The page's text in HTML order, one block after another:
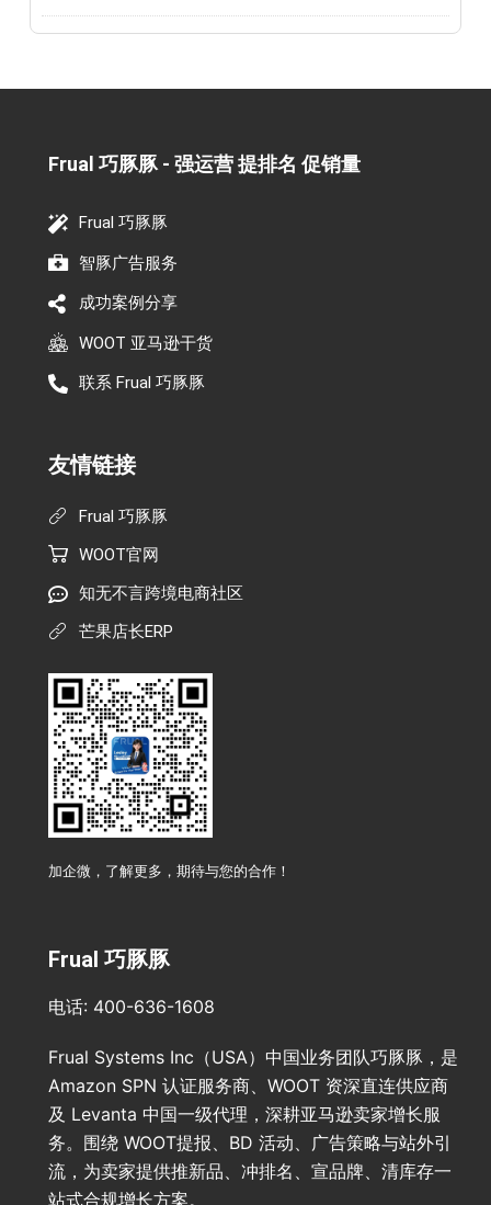
Frual 巧豚豚 - 强运营 提排名 促销量​
Frual 巧豚豚
智豚广告服务
成功案例分享
WOOT 亚马逊干货
联系 Frual 巧豚豚
友情链接
Frual 巧豚豚
WOOT官网
知无不言跨境电商社区
芒果店长ERP
加企微，了解更多，期待与您的合作！
Frual 巧豚豚
电话: 400-636-1608
Frual Systems Inc（USA）中国业务团队巧豚豚，是
Amazon SPN 认证服务商、WOOT 资深直连供应商
及 Levanta 中国一级代理，深耕亚马逊卖家增长服
务。围绕 WOOT提报、BD 活动、广告策略与站外引
流，为卖家提供推新品、冲排名、宣品牌、清库存一
站式合规增长方案。